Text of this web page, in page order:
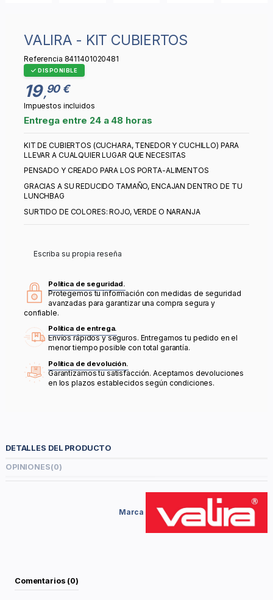
VALIRA - KIT CUBIERTOS
Referencia 8411401020481
DISPONIBLE
19,90 €
Impuestos incluidos
Entrega entre 24 a 48 horas
KIT DE CUBIERTOS (CUCHARA, TENEDOR Y CUCHILLO) PARA
LLEVAR A CUALQUIER LUGAR QUE NECESITAS
PENSADO Y CREADO PARA LOS PORTA-ALIMENTOS
GRACIAS A SU REDUCIDO TAMAÑO, ENCAJAN DENTRO DE TU
LUNCHBAG
SURTIDO DE COLORES: ROJO, VERDE O NARANJA
Escriba su propia reseña
Política de seguridad.
Protegemos tu información con medidas de seguridad
avanzadas para garantizar una compra segura y
confiable.
Política de entrega.
Envíos rápidos y seguros. Entregamos tu pedido en el
menor tiempo posible con total garantía.
Política de devolución.
Garantizamos tu satisfacción. Aceptamos devoluciones
en los plazos establecidos según condiciones.
DETALLES DEL PRODUCTO
OPINIONES(0)
Marca
Comentarios (0)